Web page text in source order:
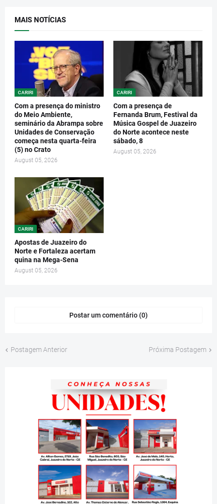
MAIS NOTÍCIAS
CARIRI
Com a presença do ministro
do Meio Ambiente,
seminário da Abrampa sobre
Unidades de Conservação
começa nesta quarta-feira
(5) no Crato
August 05, 2026
CARIRI
Com a presença de
Fernanda Brum, Festival da
Música Gospel de Juazeiro
do Norte acontece neste
sábado, 8
August 05, 2026
CARIRI
Apostas de Juazeiro do
Norte e Fortaleza acertam
quina na Mega-Sena
August 05, 2026
Postar um comentário (0)
Postagem Anterior Próxima Postagem